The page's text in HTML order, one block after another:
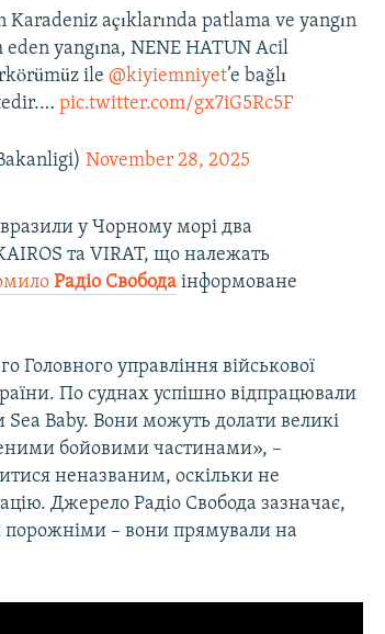
açıklarında patlama ve yangın
yangına, NENE HATUN Acil
ile@kiyiemniyet’e bağlı
pic.twitter.com/gx7iG5Rc5F
November 28, 2025
у Чорному морі два
та VIRAT, що належать
Радіо Свободаінформоване
Головного управління військової
По суднах успішно відпрацювали
Sea Baby. Вони можуть долати великі
бойовими частинами», –
неназваним, оскільки не
Джерело Радіо Свобода зазначає,
порожніми – вони прямували на